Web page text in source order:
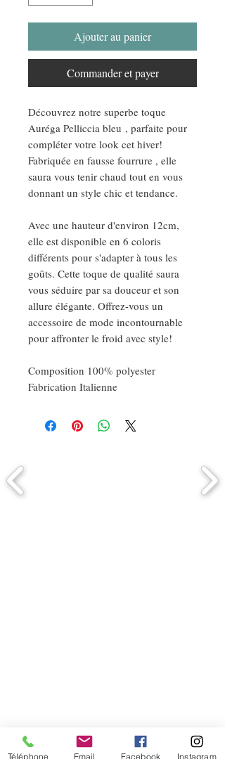
Ajouter au panier
Commander et payer
Découvrez notre superbe toque
Auréga Pelliccia bleu , parfaite pour
compléter votre look cet hiver!
Fabriquée en fausse fourrure , elle
saura vous tenir chaud tout en vous
donnant un style chic et tendance.
Avec une hauteur d'environ 12cm,
elle est disponible en 6 coloris
différents pour s'adapter à tous les
goûts. Cette toque de qualité saura
vous séduire par sa douceur et son
allure élégante. Offrez-vous un
accessoire de mode incontournable
pour affronter le froid avec style!
Composition 100% polyester
Fabrication Italienne
Téléphone Email Facebook Instagram